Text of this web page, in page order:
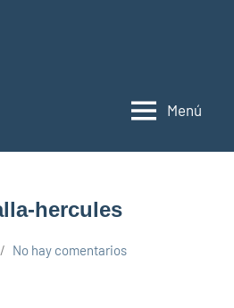
Menú
hercules
No hay comentarios